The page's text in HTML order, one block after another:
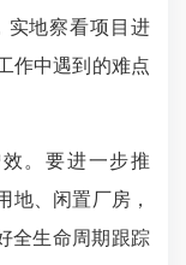
实地察看项目进
作中遇到的难点
。要进一步推
地、闲置厂房，
全生命周期跟踪